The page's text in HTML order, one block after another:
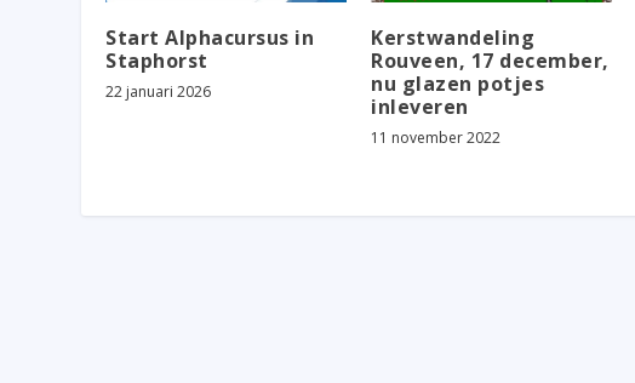
Start Alphacursus in
Staphorst
22 januari 2026
Kerstwandeling
Rouveen, 17 december,
nu glazen potjes
inleveren
11 november 2022